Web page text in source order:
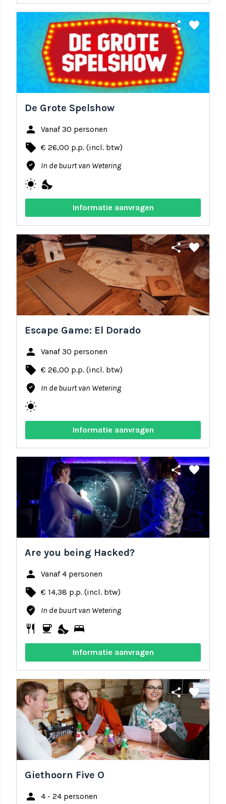
share favorite
De Grote Spelshow
person Vanaf 30 personen
local_offer € 26,00 p.p. (incl. btw)
where_to_vote In de buurt van Wetering
wb_sunny nights_stay
Informatie aanvragen
share favorite
Escape Game: El Dorado
person Vanaf 30 personen
local_offer € 26,00 p.p. (incl. btw)
where_to_vote In de buurt van Wetering
wb_sunny
Informatie aanvragen
share favorite
Are you being Hacked?
person Vanaf 4 personen
local_offer € 14,38 p.p. (incl. btw)
where_to_vote In de buurt van Wetering
restaurant coffee nights_stay bed
Informatie aanvragen
share favorite
Giethoorn Five O
person 4 - 24 personen